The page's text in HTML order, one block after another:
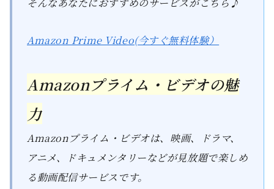
Amazon Prime Video(今すぐ無料体験）
Amazonプライム・ビデオの魅
力
Amazonプライム・ビデオは、映画、ドラマ、
アニメ、ドキュメンタリーなどが見放題で楽しめ
る動画配信サービスです。